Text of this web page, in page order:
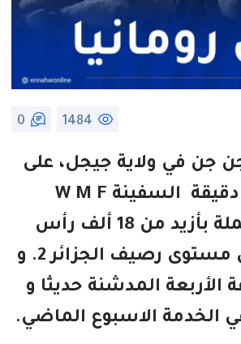
1484
0
جن في ولاية جيجل، على
الساعة 19:35 دقيقة السفينة W M F
EXPRESS محملة بأزيد من 18 ألف رأس
غنم. وهذا على مستوى رصيف الجزائر 2. و
الأربعة المدشنة حديثا و
الخدمة الاسبوع الماضي.